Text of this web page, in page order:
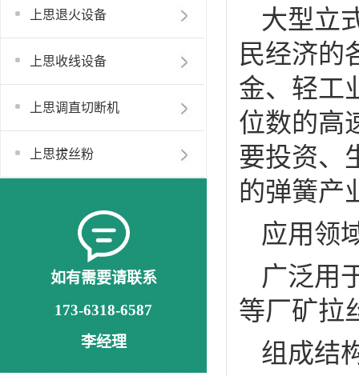
上思退火设备
上思收线设备
上思调直切断机
上思拔丝粉
如有需要请联系
173-6318-6587
李经理
大型立
民经济的
金、轻工
位数的高
要投资、
的弹簧产
应用领
广泛用
等厂矿拉
组成结